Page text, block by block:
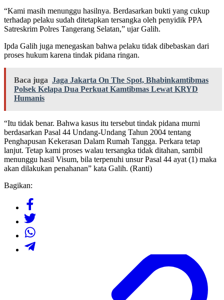
“Kami masih menunggu hasilnya. Berdasarkan bukti yang cukup
terhadap pelaku sudah ditetapkan tersangka oleh penyidik PPA
Satreskrim Polres Tangerang Selatan,” ujar Galih.
Ipda Galih juga menegaskan bahwa pelaku tidak dibebaskan dari
proses hukum karena tindak pidana ringan.
Baca juga Jaga Jakarta On The Spot, Bhabinkamtibmas
Polsek Kelapa Dua Perkuat Kamtibmas Lewat KRYD
Humanis
“Itu tidak benar. Bahwa kasus itu tersebut tindak pidana murni
berdasarkan Pasal 44 Undang-Undang Tahun 2004 tentang
Penghapusan Kekerasan Dalam Rumah Tangga. Perkara tetap
lanjut. Tetap kami proses walau tersangka tidak ditahan, sambil
menunggu hasil Visum, bila terpenuhi unsur Pasal 44 ayat (1) maka
akan dilakukan penahanan” kata Galih. (Ranti)
Bagikan: